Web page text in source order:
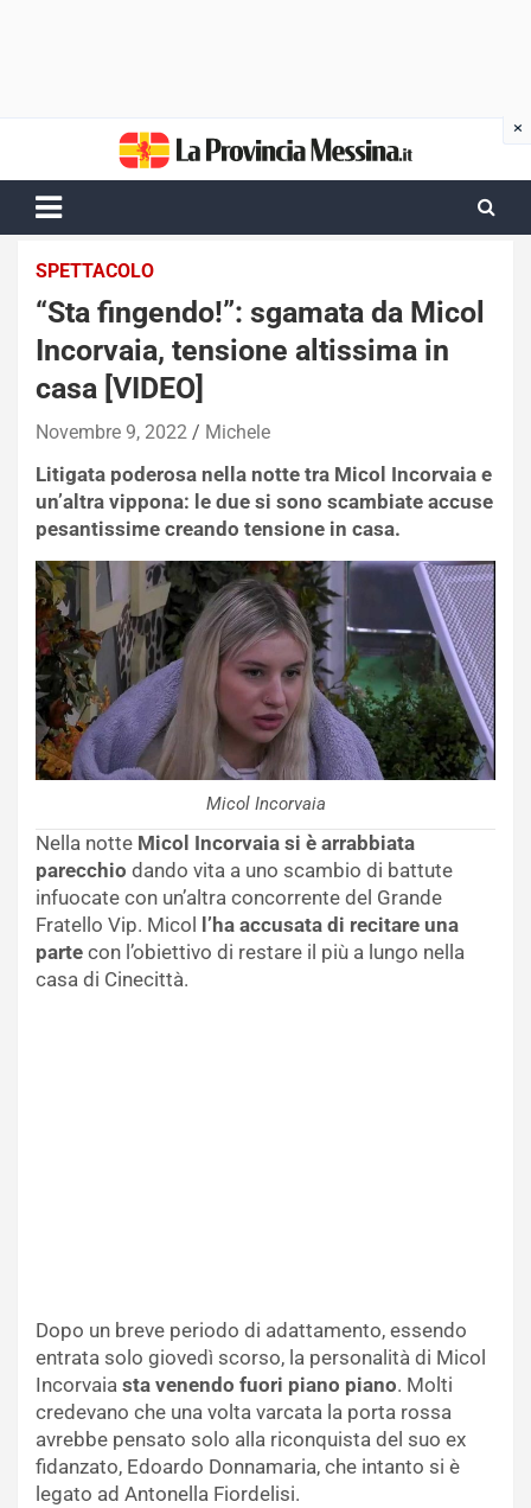
content
SPETTACOLO
“Sta fingendo!”: sgamata da Micol
Incorvaia, tensione altissima in
casa [VIDEO]
Novembre 9, 2022 Michele
Litigata poderosa nella notte tra Micol Incorvaia e
un’altra vippona: le due si sono scambiate accuse
pesantissime creando tensione in casa.
Micol Incorvaia
Nella notte Micol Incorvaia si è arrabbiata
parecchio dando vita a uno scambio di battute
infuocate con un’altra concorrente del Grande
Fratello Vip. Micol
l’ha accusata di recitare una
parte con l’obiettivo di restare il più a lungo nella
casa di Cinecittà.
Dopo un breve periodo di adattamento, essendo
entrata solo giovedì scorso, la personalità di Micol
Incorvaia sta venendo fuori piano piano. Molti
credevano che una volta varcata la porta rossa
avrebbe pensato solo alla riconquista del suo ex
fidanzato, Edoardo Donnamaria, che intanto si è
legato ad Antonella Fiordelisi.